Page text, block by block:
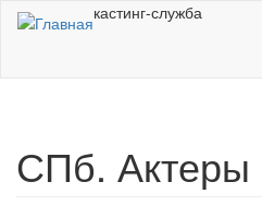
Перейти к основному содержанию
кастинг-служба
СПб. Актеры